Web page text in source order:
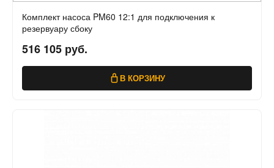
Комплект насоса PM60 12:1 для подключения к
резервуару сбоку
516 105 руб.
В КОРЗИНУ